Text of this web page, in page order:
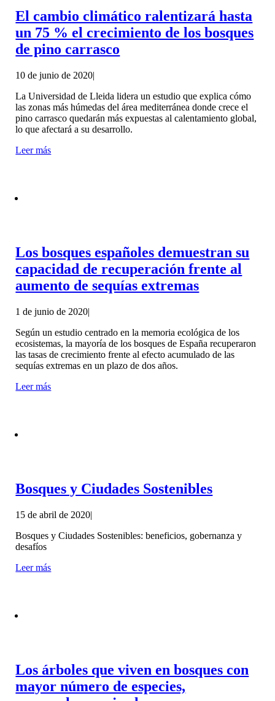
El cambio climático ralentizará hasta
un 75 % el crecimiento de los bosques
de pino carrasco
10 de junio de 2020|
La Universidad de Lleida lidera un estudio que explica cómo
las zonas más húmedas del área mediterránea donde crece el
pino carrasco quedarán más expuestas al calentamiento global,
lo que afectará a su desarrollo.
Leer más
Los bosques españoles demuestran su
capacidad de recuperación frente al
aumento de sequías extremas
1 de junio de 2020|
Según un estudio centrado en la memoria ecológica de los
ecosistemas, la mayoría de los bosques de España recuperaron
las tasas de crecimiento frente al efecto acumulado de las
sequías extremas en un plazo de dos años.
Leer más
Bosques y Ciudades Sostenibles
15 de abril de 2020|
Bosques y Ciudades Sostenibles: beneficios, gobernanza y
desafíos
Leer más
Los árboles que viven en bosques con
mayor número de especies,